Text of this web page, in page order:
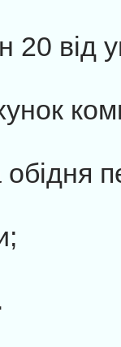
20 від
обідня